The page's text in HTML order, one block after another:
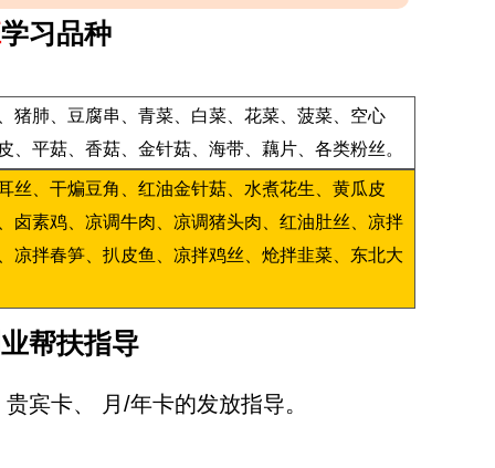
学习品种
猪肺、豆腐串、青菜、白菜、花菜、菠菜、空心
、平菇、香菇、金针菇、海带、藕片、各类粉丝。
丝、干煸豆角、红油金针菇、水煮花生、黄瓜皮
卤素鸡、凉调牛肉、凉调猪头肉、红油肚丝、凉拌
凉拌春笋、扒皮鱼、凉拌鸡丝、炝拌韭菜、东北大
帮扶指导
宾卡、 月/年卡的发放指导。